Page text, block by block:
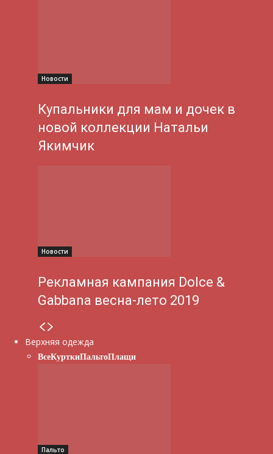
Новости
Купальники для мам и дочек в
новой коллекции Натальи
Якимчик
Новости
Рекламная кампания Dolce &
Gabbana весна-лето 2019
Верхняя одежда
ВсеКурткиПальтоПлащи
Пальто